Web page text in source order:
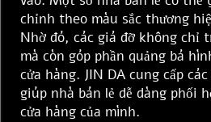
chỉnh theo màu sắc thương
Nhờ đó, các giá đỡ không chỉ
mà còn góp phần quảng bá
cửa hàng. JIN DA cung cấp
giúp nhà bán lẻ dễ dàng phối
cửa hàng của mình.